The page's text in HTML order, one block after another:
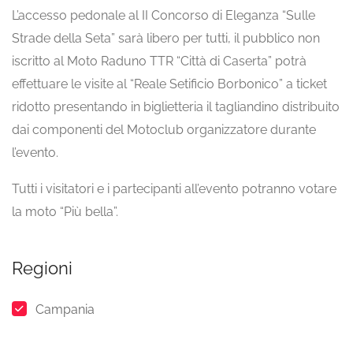
L’accesso pedonale al II Concorso di Eleganza “Sulle
Strade della Seta” sarà libero per tutti, il pubblico non
iscritto al Moto Raduno TTR “Città di Caserta” potrà
effettuare le visite al “Reale Setificio Borbonico” a ticket
ridotto presentando in biglietteria il tagliandino distribuito
dai componenti del Motoclub organizzatore durante
l’evento.
Tutti i visitatori e i partecipanti all’evento potranno votare
la moto “Più bella”.
Regioni
Campania